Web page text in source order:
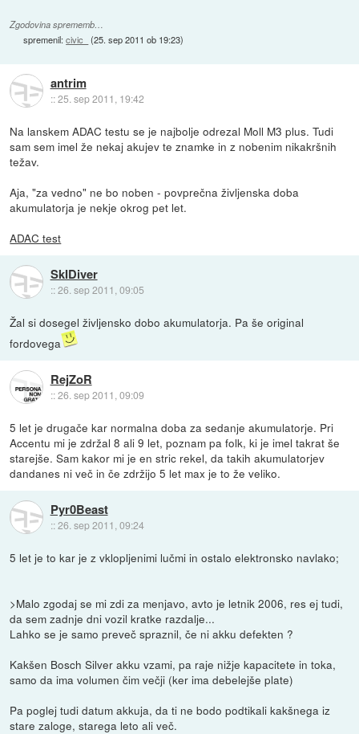
Zgodovina sprememb…
spremenil:civic_ (25. sep 2011 ob 19:23)
antrim
::25. sep 2011, 19:42
Na lanskem ADAC testu se je najbolje odrezal Moll M3 plus. Tudi
sam sem imel že nekaj akujev te znamke in z nobenim nikakršnih
težav.
Aja, "za vedno" ne bo noben - povprečna življenska doba
akumulatorja je nekje okrog pet let.
ADAC test
SkIDiver
::26. sep 2011, 09:05
Žal si dosegel življensko dobo akumulatorja. Pa še original
fordovega
RejZoR
::26. sep 2011, 09:09
5 let je drugače kar normalna doba za sedanje akumulatorje. Pri
Accentu mi je zdržal 8 ali 9 let, poznam pa folk, ki je imel takrat še
starejše. Sam kakor mi je en stric rekel, da takih akumulatorjev
dandanes ni več in če zdržijo 5 let max je to že veliko.
Pyr0Beast
::26. sep 2011, 09:24
5 let je to kar je z vklopljenimi lučmi in ostalo elektronsko navlako;
>Malo zgodaj se mi zdi za menjavo, avto je letnik 2006, res ej tudi,
da sem zadnje dni vozil kratke razdalje...
Lahko se je samo preveč spraznil, če ni akku defekten ?
Kakšen Bosch Silver akku vzami, pa raje nižje kapacitete in toka,
samo da ima volumen čim večji (ker ima debelejše plate)
Pa poglej tudi datum akkuja, da ti ne bodo podtikali kakšnega iz
stare zaloge, starega leto ali več.